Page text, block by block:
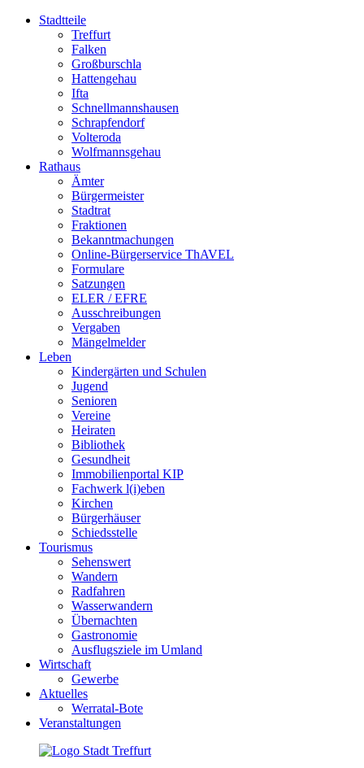
Stadtteile
Treffurt
Falken
Großburschla
Hattengehau
Ifta
Schnellmannshausen
Schrapfendorf
Volteroda
Wolfmannsgehau
Rathaus
Ämter
Bürgermeister
Stadtrat
Fraktionen
Bekanntmachungen
Online-Bürgerservice ThAVEL
Formulare
Satzungen
ELER / EFRE
Ausschreibungen
Vergaben
Mängelmelder
Leben
Kindergärten und Schulen
Jugend
Senioren
Vereine
Heiraten
Bibliothek
Gesundheit
Immobilienportal KIP
Fachwerk l(i)eben
Kirchen
Bürgerhäuser
Schiedsstelle
Tourismus
Sehenswert
Wandern
Radfahren
Wasserwandern
Übernachten
Gastronomie
Ausflugsziele im Umland
Wirtschaft
Gewerbe
Aktuelles
Werratal-Bote
Veranstaltungen